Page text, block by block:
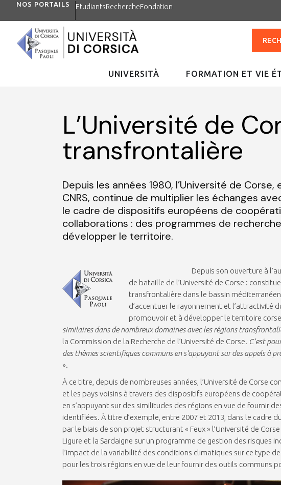
NOS PORTAILS EtudiantsRechercheFondation
UNIVERSITÀ FORMATION ET VIE
L’Université de
transfrontalière
Depuis les années 1980, l’Université de
CNRS, continue de multiplier les échanges
le cadre de dispositifs européens de
collaborations : des programmes de
développer le territoire.
Depuis son ouverture à
de bataille de l’Université de Corse :
transfrontalière dans le bassin
d’accentuer le rayonnement et l’attractivité
promouvoir et à développer le territoire
similaires dans de nombreux domaines avec les régions
la Commission de la Recherche de l’Université de Corse. C’est
des thèmes scientifiques communs en s’appuyant sur des appels à
».
À ce titre, depuis de nombreuses années, l’Université de Corse
et les pays voisins à travers des dispositifs européens de
en s’appuyant sur des similitudes des régions en vue de fournir
identifiées. À titre d’exemple, entre 2007 et 2013, dans le cadre
par le biais de son projet structurant « Feux » l’Université de
Ligure et la Sardaigne sur un programme de gestion des risques
l’impact de la variabilité des conditions climatiques sur ce type
pour les trois régions en vue de leur fournir des outils communs